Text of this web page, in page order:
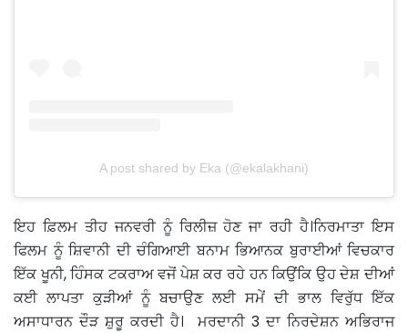
A post shared by Eka (@ekalakhani)
ਇਹ ਫ਼ਿਲਮ ਤੀਹ ਜਨਵਰੀ ਨੂੰ ਰਿਲੀਜ਼ ਹੋਣ ਜਾ ਰਹੀ ਹੈ।ਨਿਰਮਾਤਾ ਇਸ
ਫਿਲਮ ਨੂੰ ਸ਼ਿਵਾਨੀ ਦੀ ਚੰਗਿਆਈ ਬਨਾਮ ਭਿਆਨਕ ਬੁਰਾਈਆਂ ਵਿਚਕਾਰ
ਇੱਕ ਖੂਨੀ, ਹਿੰਸਕ ਟਕਰਾਅ ਵਜੋਂ ਪੇਸ਼ ਕਰ ਰਹੇ ਹਨ ਕਿਉਂਕਿ ਉਹ ਦੇਸ਼ ਦੀਆਂ
ਕਈ ਲਾਪਤਾ ਕੁੜੀਆਂ ਨੂੰ ਬਚਾਉਣ ਲਈ ਸਮੇਂ ਦੀ ਭਾਲ ਵਿਰੁੱਧ ਇੱਕ
ਅਸਾਧਾਰਨ ਦੌੜ ਸ਼ੁਰੂ ਕਰਦੀ ਹੈ। ਮਰਦਾਨੀ 3 ਦਾ ਨਿਰਦੇਸ਼ਨ ਅਭਿਰਾਜ